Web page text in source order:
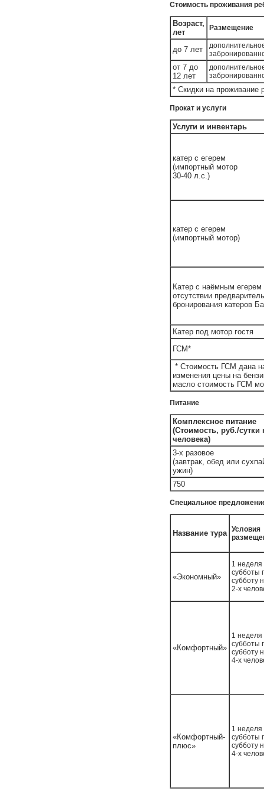
Стоимость проживания
Возраст,
лет
Размещение
до 7 лет
от 7 до
12 лет
* Скидки на проживание
Прокат и услуги
Услуги и инвентарь
катер с егерем
(импортный мотор
30-40 л.с.)
катер с егерем
(импортный мотор)
Катер с наёмным егерем
отсутствии
бронирования катеров
Катер под мотор гостя
ГСМ*
* Стоимость ГСМ дана
изменения цены на
масло стоимость ГСМ
Питание
Комплексное питание
(Стоимость, руб./сутки
человека)
3-х разовое
(завтрак, обед или
ужин)
750
Специальное
Название тура Условия
«Экономный»
1 неделя
субботы
субботу
2-х
«Комфортный»
1 неделя
субботы
субботу
4-х
«Комфортный-
плюс»
1 неделя
субботы
субботу
4-х